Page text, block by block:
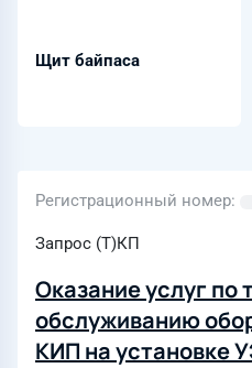
Щит байпаса
Регистрационный номер
Запрос (Т)КП
Оказание услуг по
обслуживанию
КИП на установке